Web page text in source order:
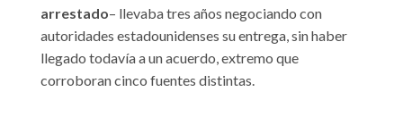
arrestado– llevaba tres años negociando con
autoridades estadounidenses su entrega, sin haber
llegado todavía a un acuerdo, extremo que
corroboran cinco fuentes distintas.